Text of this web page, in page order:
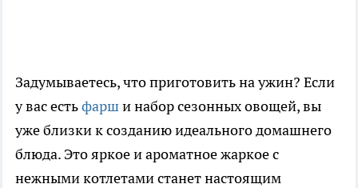
Задумываетесь, что приготовить на ужин? Если
у вас естьфарши набор сезонных овощей, вы
уже близки к созданию идеального домашнего
блюда. Это яркое и ароматное жаркое с
нежными котлетами станет настоящим